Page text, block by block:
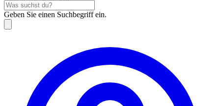
Geben Sie einen Suchbegriff ein.